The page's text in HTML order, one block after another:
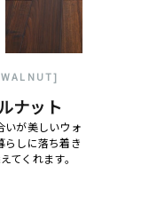
ナット
いが美しいウォ
らしに落ち着き
てくれます。